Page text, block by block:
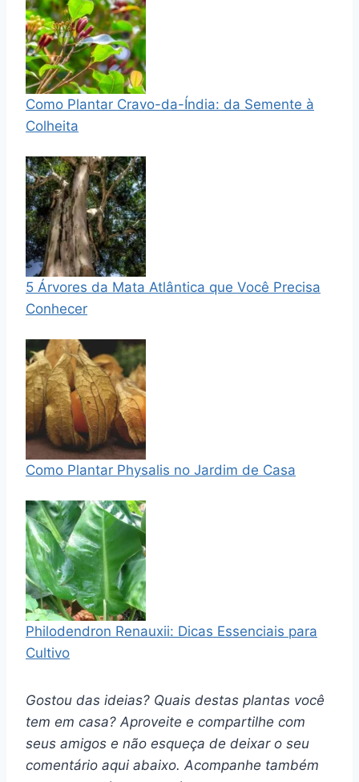
Como Plantar Cravo-da-Índia: da Semente à
Colheita
5 Árvores da Mata Atlântica que Você Precisa
Conhecer
Como Plantar Physalis no Jardim de Casa
Philodendron Renauxii: Dicas Essenciais para
Cultivo
Gostou das ideias? Quais destas plantas você
tem em casa? Aproveite e compartilhe com
seus amigos e não esqueça de deixar o seu
comentário aqui abaixo. Acompanhe também